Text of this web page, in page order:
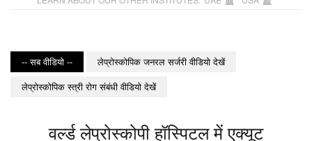
-- सब वीडियो --
लेप्रोस्कोपिक जनरल सर्जरी वीडियो देखें
लेप्रोस्कोपिक स्त्री रोग संबंधी वीडियो देखें
वर्ल्ड लेप्रोस्कोपी हॉस्पिटल में एक्यूट